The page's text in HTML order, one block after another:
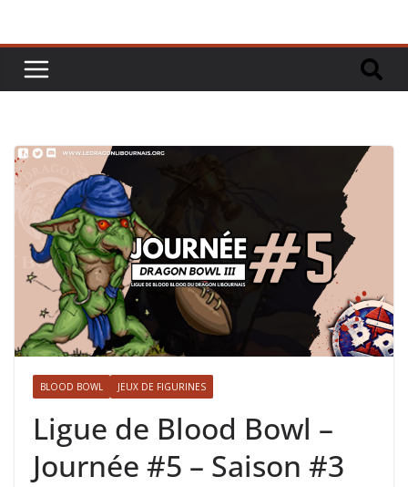
BLOOD BOWL JEUX DE FIGURINES
Ligue de Blood Bowl –
Journée #5 – Saison #3